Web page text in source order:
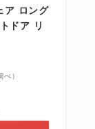
ア ロング
ドア リ
）